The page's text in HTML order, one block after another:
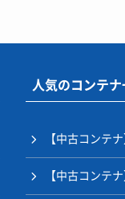
人気のコンテナ
【中古コンテ
【中古コンテ